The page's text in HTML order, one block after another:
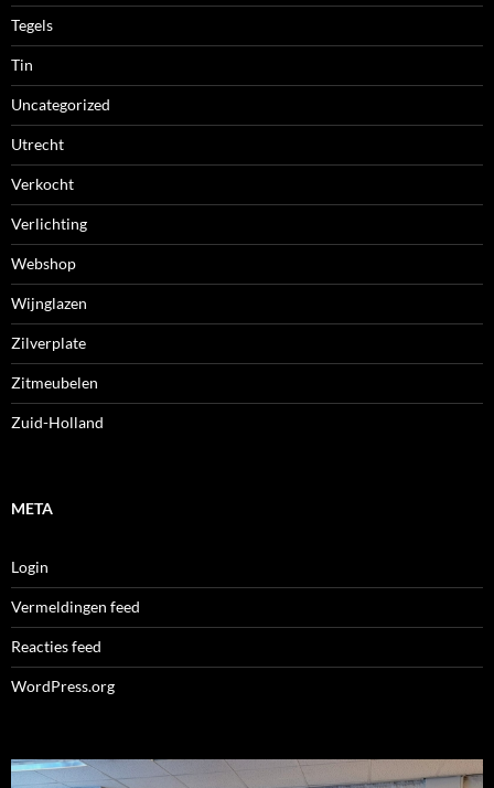
Tegels
Tin
Uncategorized
Utrecht
Verkocht
Verlichting
Webshop
Wijnglazen
Zilverplate
Zitmeubelen
Zuid-Holland
META
Login
Vermeldingen feed
Reacties feed
WordPress.org